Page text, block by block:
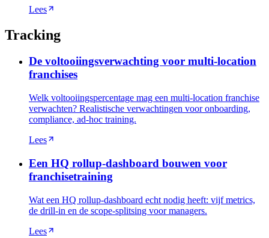
Lees
Tracking
De voltooiingsverwachting voor multi-location
franchises
Welk voltooiingspercentage mag een multi-location franchise
verwachten? Realistische verwachtingen voor onboarding,
compliance, ad-hoc training.
Lees
Een HQ rollup-dashboard bouwen voor
franchisetraining
Wat een HQ rollup-dashboard echt nodig heeft: vijf metrics,
de drill-in en de scope-splitsing voor managers.
Lees